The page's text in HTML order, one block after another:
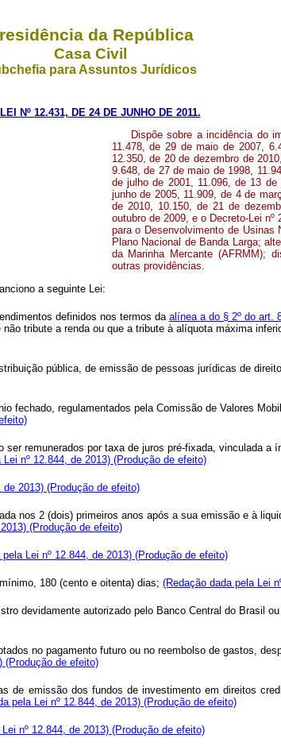
da República
Casa Civil
para Assuntos Jurídicos
LEI Nº 12.431, DE 24 DE JUNHO DE 2011.
Dispõe sobre a incidência do
11.478, de 29 de maio de 2007,
12.350, de 20 de dezembro de
9.648, de 27 de maio de 1998,
de julho de 2001, 11.096, de 13
junho de 2005, 11.909, de 4 de
de 2010, 10.150, de 21 de
outubro de 2009, e o Decreto-Lei
para o Desenvolvimento de Usinas
Plano Nacional de Banda Larga;
da Marinha Mercante (AFRMM);
outras providências.
a seguinte Lei:
definidos nos termos da alínea a do § 2º do art.
tribute a renda ou que a tribute à alíquota máxima
pública, de emissão de pessoas jurídicas de
regulamentados pela Comissão de Valores
ser remunerados por taxa de juros pré-fixada, vinculada
nº 12.844, de 2013) (Produção de efeito)
de 2013) (Produção de efeito)
nos 2 (dois) primeiros anos após a sua emissão e à
(Produção de efeito)
Lei nº 12.844, de 2013) (Produção de efeito)
180 (cento e oitenta) dias; (Redação dada pela Lei
devidamente autorizado pelo Banco Central do Brasil
no pagamento futuro ou no reembolso de gastos,
(Produção de efeito)
de emissão dos fundos de investimento em direitos
pela Lei nº 12.844, de 2013) (Produção de efeito)
nº 12.844, de 2013) (Produção de efeito)